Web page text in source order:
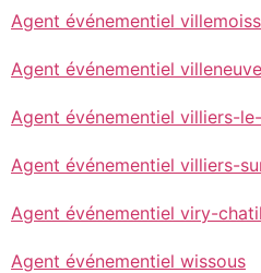
Agent événementiel
Agent événementiel
Agent événementiel villiers-
Agent événementiel villiers-
Agent événementiel viry-
Agent événementiel wissous